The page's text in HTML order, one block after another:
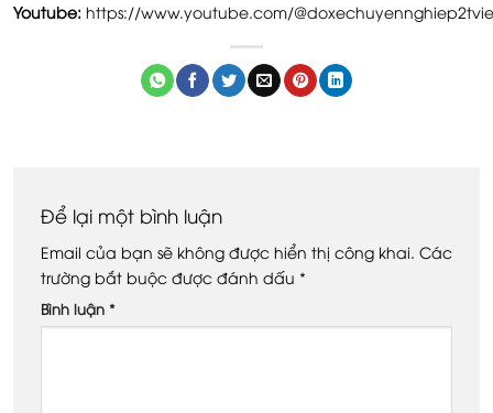
Youtube: https://www.youtube.com/
Để lại một bình luận
Email của bạn sẽ không được hiển thị công khai. Các
trường bắt buộc được đánh dấu *
Bình luận *